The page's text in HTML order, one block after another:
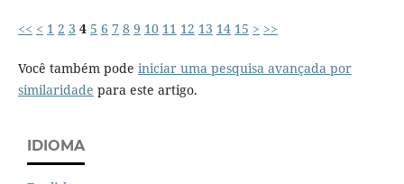
<< < 1 2 3 4 5 6 7 8 9 10 11 12 13 14 15 > >>
Você também pode iniciar uma pesquisa avançada por
similaridade para este artigo.
IDIOMA